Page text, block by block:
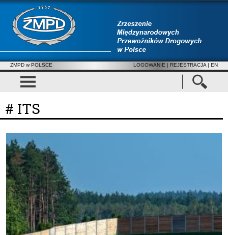
ZMPD w POLSCE LOGOWANIE | REJESTRACJA | EN
# ITS